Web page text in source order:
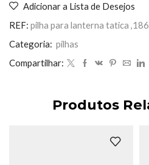
tatica
,18650
4800mha,3.7v
li-
quantidade
Adicionar a Lista de Desejos
REF: pilha para lanterna tatica
Categoria: pilhas
Compartilhar:
Produtos